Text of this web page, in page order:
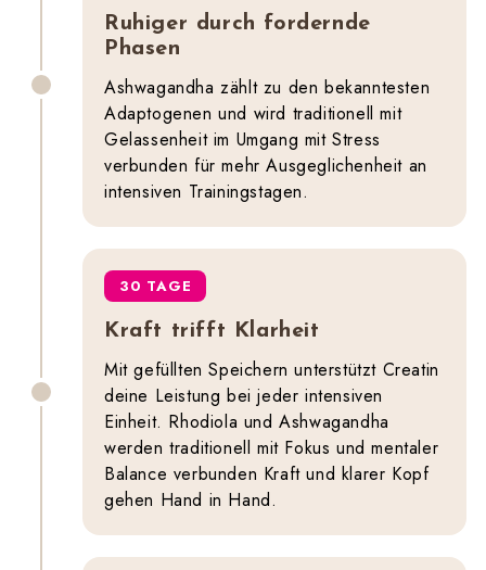
Ruhiger durch fordernde
Phasen
Ashwagandha zählt zu den bekanntesten
Adaptogenen und wird traditionell mit
Gelassenheit im Umgang mit Stress
verbunden für mehr Ausgeglichenheit an
intensiven Trainingstagen.
30 TAGE
Kraft trifft Klarheit
Mit gefüllten Speichern unterstützt Creatin
deine Leistung bei jeder intensiven
Einheit. Rhodiola und Ashwagandha
werden traditionell mit Fokus und mentaler
Balance verbunden Kraft und klarer Kopf
gehen Hand in Hand.